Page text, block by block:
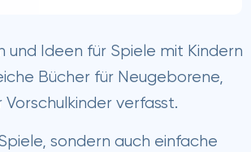
und Ideen für Spiele mit Kindern
Bücher für Neugeborene,
verfasst.
sondern auch einfache